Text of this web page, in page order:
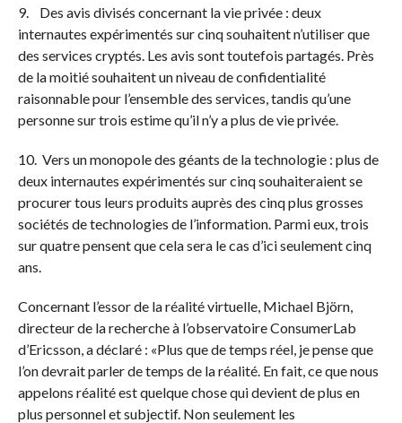
9. Des avis divisés concernant la vie privée : deux
internautes expérimentés sur cinq souhaitent n’utiliser que
des services cryptés. Les avis sont toutefois partagés. Près
de la moitié souhaitent un niveau de confidentialité
raisonnable pour l’ensemble des services, tandis qu’une
personne sur trois estime qu’il n’y a plus de vie privée.
10. Vers un monopole des géants de la technologie : plus de
deux internautes expérimentés sur cinq souhaiteraient se
procurer tous leurs produits auprès des cinq plus grosses
sociétés de technologies de l’information. Parmi eux, trois
sur quatre pensent que cela sera le cas d’ici seulement cinq
ans.
Concernant l’essor de la réalité virtuelle, Michael Björn,
directeur de la recherche à l’observatoire ConsumerLab
d’Ericsson, a déclaré : «Plus que de temps réel, je pense que
l’on devrait parler de temps de la réalité. En fait, ce que nous
appelons réalité est quelque chose qui devient de plus en
plus personnel et subjectif. Non seulement les